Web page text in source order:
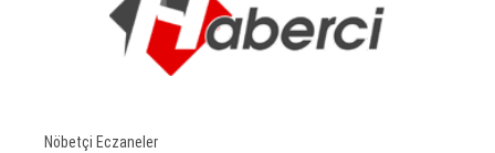
Nöbetçi Eczaneler